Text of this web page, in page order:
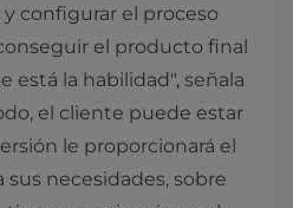
configurar el proceso
el producto final
está la habilidad", señala
el cliente puede estar
le proporcionará el
necesidades, sobre